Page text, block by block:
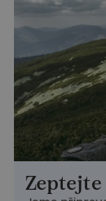
Zeptejte